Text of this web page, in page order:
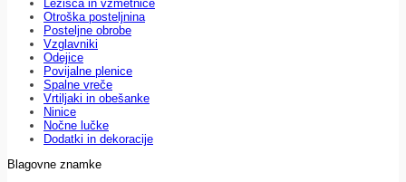
Ležišča in vzmetnice
Otroška posteljnina
Posteljne obrobe
Vzglavniki
Odejice
Povijalne plenice
Spalne vreče
Vrtiljaki in obešanke
Ninice
Nočne lučke
Dodatki in dekoracije
Blagovne znamke